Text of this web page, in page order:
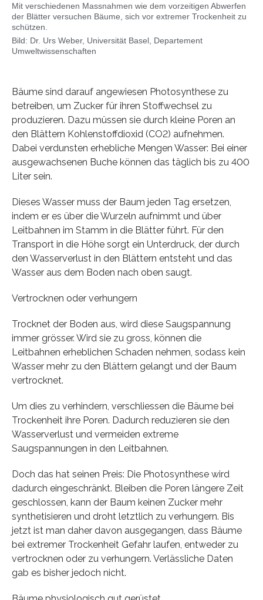
Mit verschiedenen Massnahmen wie dem vorzeitigen Abwerfen
der Blätter versuchen Bäume, sich vor extremer Trockenheit zu
schützen.
Bild: Dr. Urs Weber, Universität Basel, Departement
Umweltwissenschaften
Bäume sind darauf angewiesen Photosynthese zu
betreiben, um Zucker für ihren Stoffwechsel zu
produzieren. Dazu müssen sie durch kleine Poren an
den Blättern Kohlenstoffdioxid (CO2) aufnehmen.
Dabei verdunsten erhebliche Mengen Wasser: Bei einer
ausgewachsenen Buche können das täglich bis zu 400
Liter sein.
Dieses Wasser muss der Baum jeden Tag ersetzen,
indem er es über die Wurzeln aufnimmt und über
Leitbahnen im Stamm in die Blätter führt. Für den
Transport in die Höhe sorgt ein Unterdruck, der durch
den Wasserverlust in den Blättern entsteht und das
Wasser aus dem Boden nach oben saugt.
Vertrocknen oder verhungern
Trocknet der Boden aus, wird diese Saugspannung
immer grösser. Wird sie zu gross, können die
Leitbahnen erheblichen Schaden nehmen, sodass kein
Wasser mehr zu den Blättern gelangt und der Baum
vertrocknet.
Um dies zu verhindern, verschliessen die Bäume bei
Trockenheit ihre Poren. Dadurch reduzieren sie den
Wasserverlust und vermeiden extreme
Saugspannungen in den Leitbahnen.
Doch das hat seinen Preis: Die Photosynthese wird
dadurch eingeschränkt. Bleiben die Poren längere Zeit
geschlossen, kann der Baum keinen Zucker mehr
synthetisieren und droht letztlich zu verhungern. Bis
jetzt ist man daher davon ausgegangen, dass Bäume
bei extremer Trockenheit Gefahr laufen, entweder zu
vertrocknen oder zu verhungern. Verlässliche Daten
gab es bisher jedoch nicht.